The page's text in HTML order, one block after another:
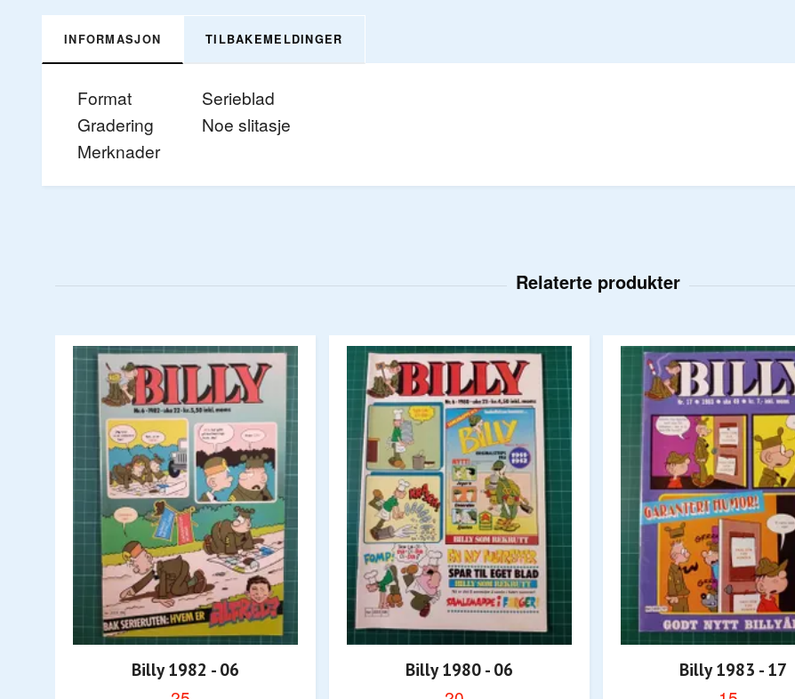
INFORMASJON TILBAKEMELDINGER
Format
Serieblad
Gradering
Noe slitasje
Merknader
Billy 1982 - 06 Billy 1980 - 06 Billy 1983 - 17